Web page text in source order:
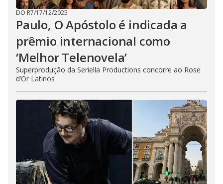
DO R7/17/12/2025
Paulo, O Apóstolo é indicada a
prêmio internacional como
‘Melhor Telenovela’
Superprodução da Seriella Productions concorre ao Rose
d’Or Latinos